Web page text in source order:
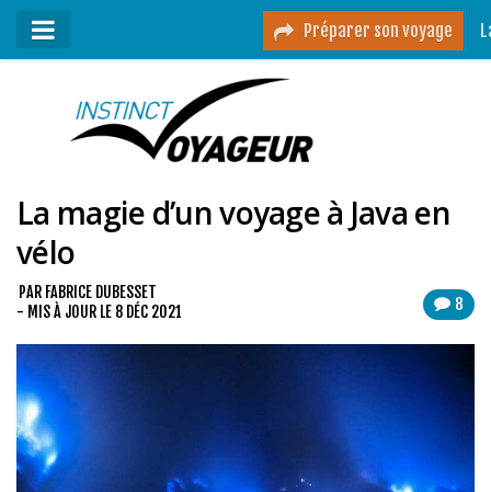
Préparer son voyage
Mon podcast
Destinations
Mes ressources pour voyager
Guides voyages
Contact
Mon journal de bord sur Instagram
Blog voyage
La magie d’un voyage à Java en
vélo
8
PAR FABRICE DUBESSET
- MIS À JOUR LE 8 DÉC 2021